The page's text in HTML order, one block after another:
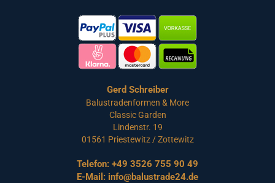
Gerd Schreiber
Balustradenformen & More
Classic Garden
Lindenstr. 19
01561 Priestewitz / Zottewitz
Telefon: +49 3526 755 90 49
E-Mail: info@balustrade24.de